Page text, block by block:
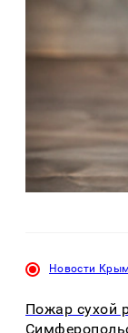
Новости
Пожар сухой